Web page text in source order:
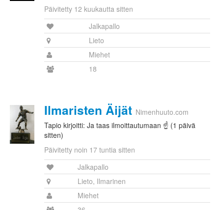
Päivitetty 12 kuukautta sitten
Jalkapallo
Lieto
Miehet
18
Ilmaristen Äijät Nimenhuuto.com
Tapio kirjoitti: Ja taas ilmoittautumaan ☝️ (1 päivä
sitten)
Päivitetty noin 17 tuntia sitten
Jalkapallo
Lieto, Ilmarinen
Miehet